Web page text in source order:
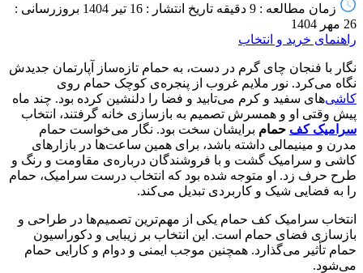
زمان مطالعه : 9 دقیقه تاریخ انتشار : 16 تیر 1404
بروزرسانی :
26 مهر 1404
راهنمای خرید و انتخاب
نگار با فنجان چای گرم در دست، به حمام تازه‌ساز آپارتمان جدیدش
نگاه می‌کرد. نور ملایم غروب از پنجره‌ی کوچک حمام روی
کاشی‌های سفید و کرم می‌تابید و فضا را دلنشین کرده بود. چند ماه
پیش وقتی او و همسرش تصمیم به بازسازی خانه گرفتند، انتخاب
سرامیک کف حمام برایشان سخت بود. نگار می‌خواست حمام
مدرن و مینیمالی داشته باشد، برای همین ساعت‌ها در بازارهای
کاشی و سرامیک گشت و با فروشندگان درباره‌ی مقاومت و رنگ و
طرح حرف زد. او متوجه شده بود که انتخاب درست سرامیک، حمام
را به فضایی شیک و کاربردی تبدیل می‌کند.
انتخاب سرامیک کف حمام یکی از مهم‌ترین تصمیم‌ها در طراحی و
بازسازی فضای حمام است. این انتخاب بر زیبایی و دکوراسیون
حمام تأثیر می‌گذارد. همچنین موجب ایمنی و دوام و کارایی حمام
می‌شود.